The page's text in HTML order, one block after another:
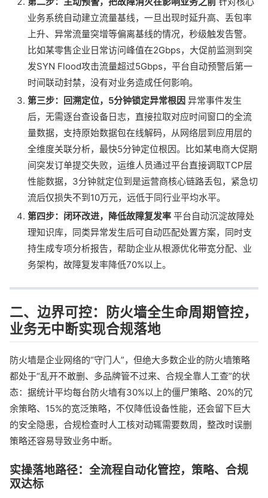
业务系统自动建立流量基线，一旦出现时延升高、丢包率
上升、异常流量突增等偏离基线的情况，秒级触发告警。
比如某零售企业日常访问峰值在2Gbps，大促前监测到突
发SYN Flood攻击流量超过5Gbps，平台自动预警后第一
时间联动封禁，没有对业务造成任何影响。
第三步：回溯定位，5分钟锁定异常根因 异常事件发生
后，无需逐台查设备日志，直接拉取对应时间窗口的全流
量数据，支持原始数据包在线解码，从网络层到应用层的
全维度关联分析，最快5分钟定位根因。比如某电商大促期
间突发订单提交失败，运维人员通过平台直接调取TCP层
性能数据，3分钟就定位到是运营商核心链路丢包，紧急切
流后仅损失不到10万元，远低于同行业平均水平。
第四步：闭环改进，降低故障复发率 平台自动沉淀故障处
理知识库，同类异常发生后可自动匹配处置方案，同时支
持生成专项分析报告，帮助企业从根源优化带宽分配、业
务架构，故障复发率降低70%以上。
二、边界可控：防火墙全生命周期管控，
业务无中断实现合规落地
防火墙是企业网络的“守门人”，但绝大多数企业的防火墙策略
都处于“乱开不敢删、多品牌管不过来、合规全靠人工查”的状
态：据统计平均每台防火墙有30%以上的僵尸策略、20%的冗
余策略、15%的宽泛策略，不仅降低设备性能，还会留下巨大
的安全隐患，合规检查时人工核对动辄需要数周，整改时误删
策略还容易导致业务中断。
实操落地路径：全流程自动化管控，策略、合规
双达标